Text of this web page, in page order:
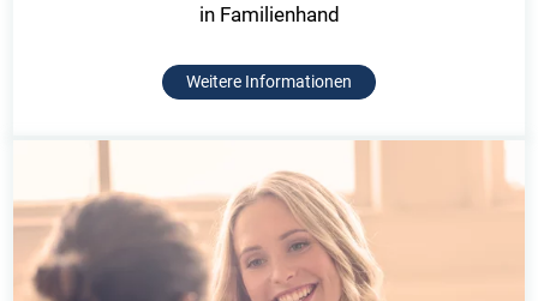
in Familienhand
Weitere Informationen